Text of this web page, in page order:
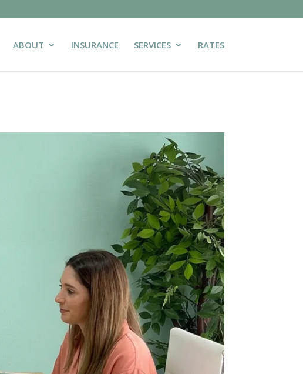
ABOUT INSURANCE SERVICES RATES